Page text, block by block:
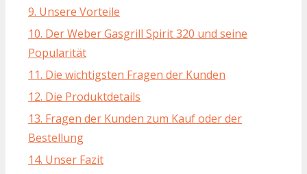
9. Unsere Vorteile
10. Der Weber Gasgrill Spirit 320 und seine
Popularität
11. Die wichtigsten Fragen der Kunden
12. Die Produktdetails
13. Fragen der Kunden zum Kauf oder der
Bestellung
14. Unser Fazit